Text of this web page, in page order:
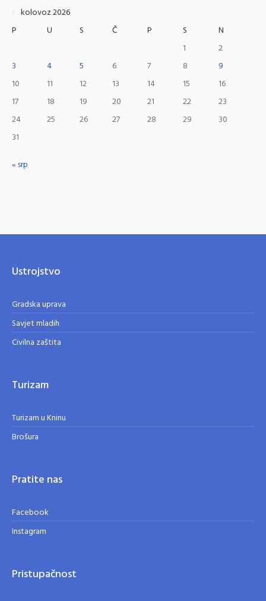
kolovoz 2026
P
U S Č P S
N
1
2
3
4 5 6 7 8
9
10
11 12 13 14 15
16
17
18 19 20 21 22
23
24
25 26 27 28 29
30
31
« srp
Ustrojstvo
Gradska uprava
Savjet mladih
Civilna zaštita
Turizam
Turizam u Kninu
Brošura
Pratite nas
Facebook
Instagram
Pristupačnost